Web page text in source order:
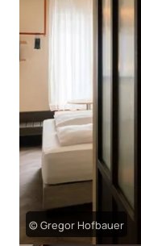
© Gregor Hofbauer